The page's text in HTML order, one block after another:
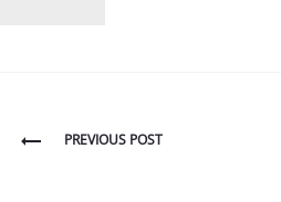
PREVIOUS POST